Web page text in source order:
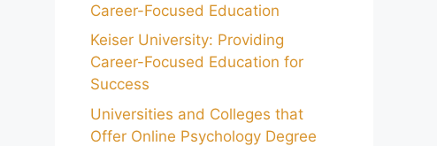
Career-Focused Education
Keiser University: Providing
Career-Focused Education for
Success
Universities and Colleges that
Offer Online Psychology Degree